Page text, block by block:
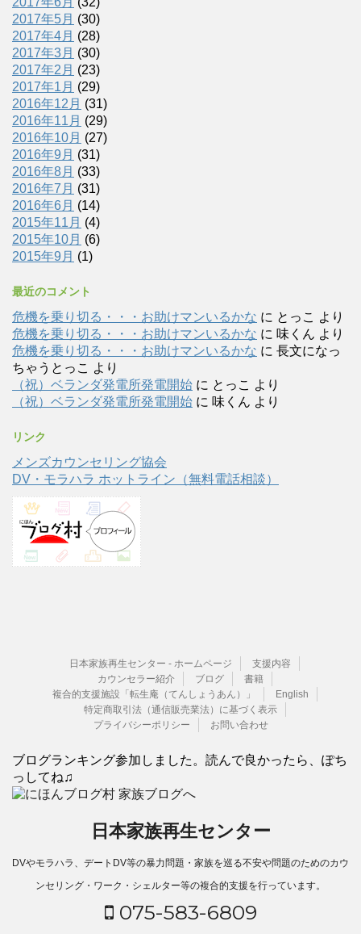
2017年5月 (30)
2017年4月 (28)
2017年3月 (30)
2017年2月 (23)
2017年1月 (29)
2016年12月 (31)
2016年11月 (29)
2016年10月 (27)
2016年9月 (31)
2016年8月 (33)
2016年7月 (31)
2016年6月 (14)
2015年11月 (4)
2015年10月 (6)
2015年9月 (1)
最近のコメント
危機を乗り切る・・・お助けマンいるかな に とっこ より
危機を乗り切る・・・お助けマンいるかな に 味くん より
危機を乗り切る・・・お助けマンいるかな に 長文になっ
ちゃうとっこ より
（祝）ベランダ発電所発電開始 に とっこ より
（祝）ベランダ発電所発電開始 に 味くん より
リンク
メンズカウンセリング協会
DV・モラハラ ホットライン（無料電話相談）
日本家族再生センター - ホームページ
支援内容
カウンセラー紹介
ブログ
書籍
複合的支援施設「転生庵（てんしょうあん）」
English
特定商取引法（通信販売業法）に基づく表示
プライバシーポリシー
お問い合わせ
ブログランキング参加しました。読んで良かったら、ぽち
っしてね♫
日本家族再生センター
DVやモラハラ、デートDV等の暴力問題・家族を巡る不安や問題のためのカウ
ンセリング・ワーク・シェルター等の複合的支援を行っています。
075-583-6809